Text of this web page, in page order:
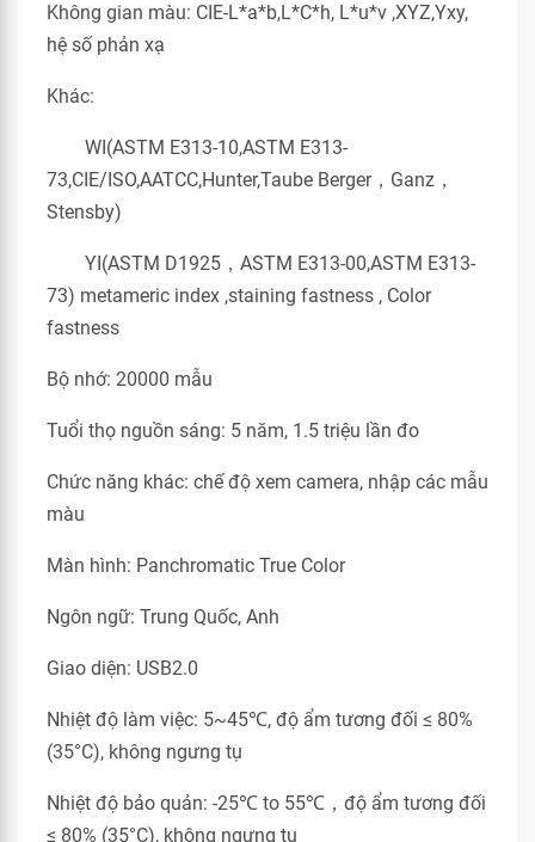
Không gian màu: CIE-L*a*b,L*C*h, L*u*v ,XYZ,Yxy,
hệ số phản xạ
Khác:
WI(ASTM E313-10,ASTM E313-
73,CIE/ISO,AATCC,Hunter,Taube Berger，Ganz，
Stensby)
YI(ASTM D1925，ASTM E313-00,ASTM E313-
73) metameric index ,staining fastness , Color
fastness
Bộ nhớ: 20000 mẫu
Tuổi thọ nguồn sáng: 5 năm, 1.5 triệu lần đo
Chức năng khác: chế độ xem camera, nhập các mẫu
màu
Màn hình: Panchromatic True Color
Ngôn ngữ: Trung Quốc, Anh
Giao diện: USB2.0
Nhiệt độ làm việc: 5~45℃, độ ẩm tương đối ≤ 80%
(35°C), không ngưng tụ
Nhiệt độ bảo quản: -25℃ to 55℃，độ ẩm tương đối
≤ 80% (35°C), không ngưng tụ